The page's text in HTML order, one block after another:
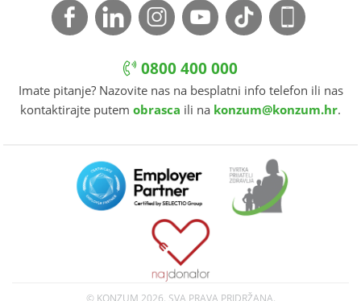
0800 400 000
Imate pitanje? Nazovite nas na besplatni info telefon ili nas
kontaktirajte putem obrasca ili na konzum@konzum.hr.
© KONZUM 2026. SVA PRAVA PRIDRŽANA.